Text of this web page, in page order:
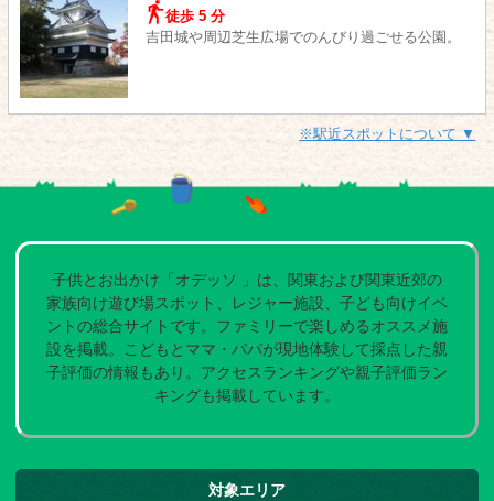
徒歩 5 分
吉田城や周辺芝生広場でのんびり過ごせる公園。
※駅近スポットについて ▼
子供とお出かけ「オデッソ 」は、関東および関東近郊の
家族向け遊び場スポット、レジャー施設、子ども向けイベ
ントの総合サイトです。ファミリーで楽しめるオススメ施
設を掲載。こどもとママ・パパが現地体験して採点した親
子評価の情報もあり。アクセスランキングや親子評価ラン
キングも掲載しています。
対象エリア